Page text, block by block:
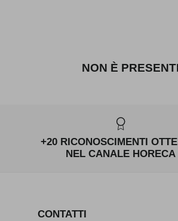
NON È
+20 RICONOSCIMENTI
NEL CANALE HORECA
CONTATTI